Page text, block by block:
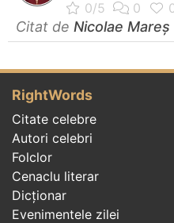
Citat de Nicolae Mareș
RightWords
Citate celebre
Autori celebri
Folclor
Cenaclu literar
Dicționar
Evenimentele zilei